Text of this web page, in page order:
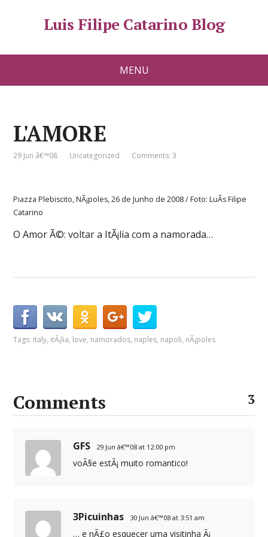
Luis Filipe Catarino Blog
MENU
L'AMORE
29 Jun â€™08 Uncategorized Comments: 3
Piazza Plebiscito, NÃ¡poles, 26 de Junho de 2008 / Foto: LuÃ­s Filipe
Catarino
O Amor Ã©: voltar a ItÃ¡lia com a namorada…
Tags: italy, itÃ¡lia, love, namorados, naples, napoli, nÃ¡poles
Comments 3
GFS 29 Jun â€™08 at 12:00 pm
voÃ§e estÃ¡ muito romantico!
3Picuinhas 30 Jun â€™08 at 3:51 am
… e nÃ£o esquecer uma visitinha Ã¡